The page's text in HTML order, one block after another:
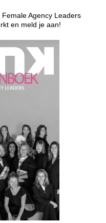
Agency Leaders
en meld je aan!